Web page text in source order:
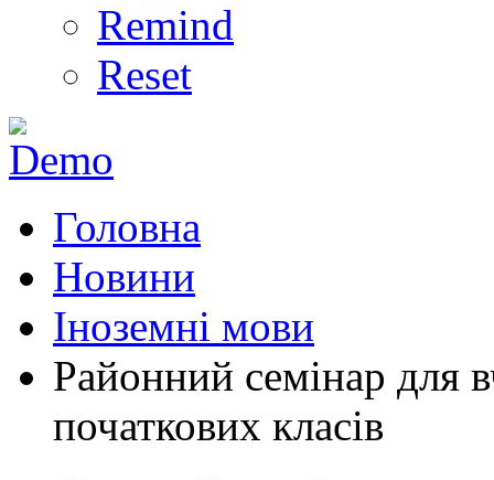
Remind
Reset
Головна
Новини
Іноземні мови
Районний семінар для
початкових класів